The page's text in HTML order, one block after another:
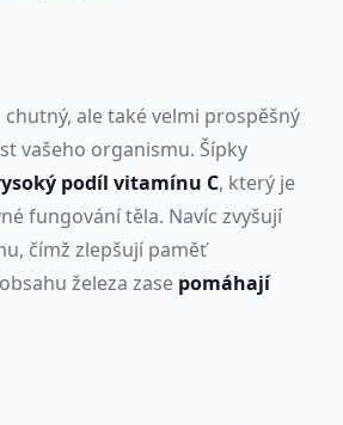
chutný, ale také velmi prospěšný
vašeho organismu. Šípky
podíl vitamínu C, který je
fungování těla. Navíc zvyšují
čímž zlepšují paměť
železa zase pomáhají